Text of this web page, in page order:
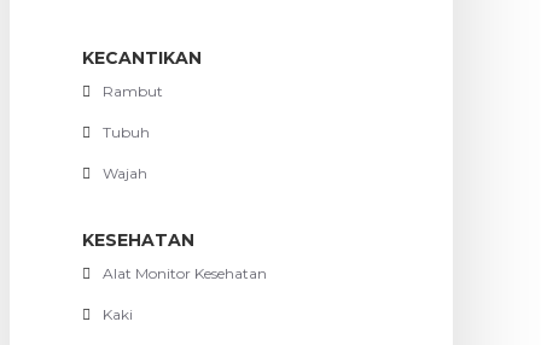
KECANTIKAN
Rambut
Tubuh
Wajah
KESEHATAN
Alat Monitor Kesehatan
Kaki